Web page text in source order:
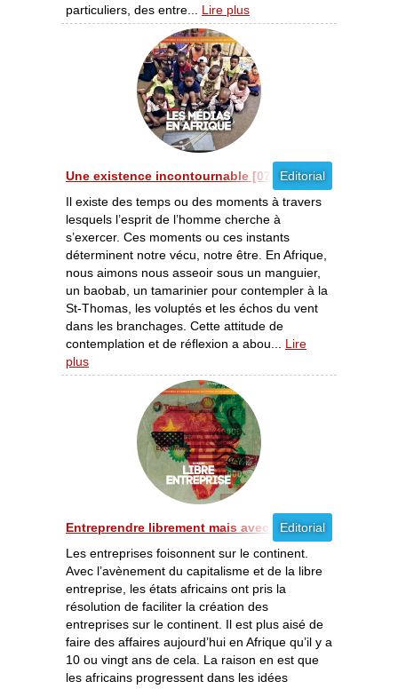
particuliers, des entre... Lire plus
Editorial
Une existence incontournable [07/2012]
Il existe des temps ou des moments à travers
lesquels l’esprit de l’homme cherche à
s’exercer. Ces moments ou ces instants
déterminent notre vécu, notre être. En Afrique,
nous aimons nous asseoir sous un manguier,
un baobab, un tamarinier pour contempler à la
St-Thomas, les voluptés et les échos du vent
dans les branchages. Cette attitude de
contemplation et de réflexion a abou... Lire
plus
Editorial
Entreprendre librement mais avec la manière [06/2012]
Les entreprises foisonnent sur le continent.
Avec l’avènement du capitalisme et de la libre
entreprise, les états africains ont pris la
résolution de faciliter la création des
entreprises sur le continent. Il est plus aisé de
faire des affaires aujourd’hui en Afrique qu’il y a
10 ou vingt ans de cela. La raison en est que
les africains progressent dans les idées